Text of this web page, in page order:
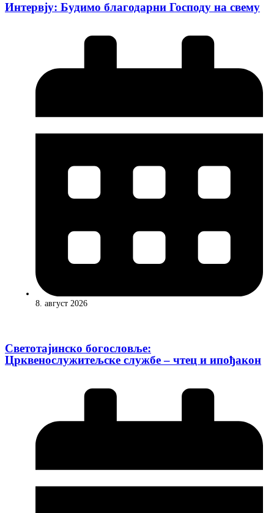
Интервју: Будимо благодарни Господу на свему
8. август 2026
Светотајинско богословље:
Црквенослужитељске службе – чтец и ипођакон